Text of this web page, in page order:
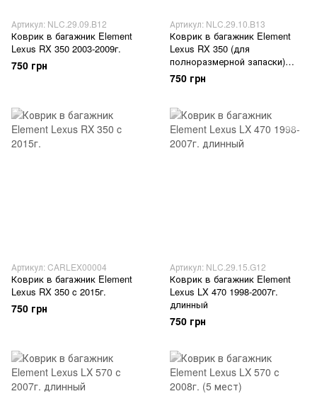
Артикул: NLC.29.09.B12
Коврик в багажник Element
Lexus RX 350 2003-2009г.
750 грн
Артикул: NLC.29.10.B13
Коврик в багажник Element
Lexus RX 350 (для
полноразмерной запаски)
2009-2015г.
750 грн
Артикул: CARLEX00004
Коврик в багажник Element
Lexus RX 350 c 2015г.
750 грн
Артикул: NLC.29.15.G12
Коврик в багажник Element
Lexus LX 470 1998-2007г.
длинный
750 грн